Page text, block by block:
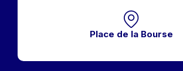
Place de la Bourse